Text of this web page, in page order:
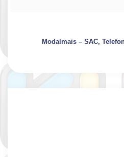
Modalmais – SAC,